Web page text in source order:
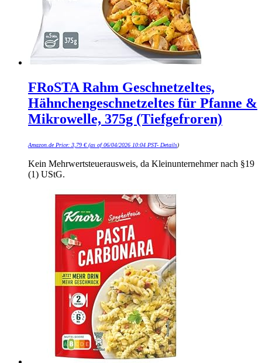
FRoSTA Rahm Geschnetzeltes,
Hähnchengeschnetzeltes für Pfanne &
Mikrowelle, 375g (Tiefgefroren)
Amazon.de Price: 3,79 €(as of 06/04/2026 10:04 PST- Details)
Kein Mehrwertsteuerausweis, da Kleinunternehmer nach §19
(1) UStG.